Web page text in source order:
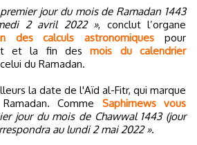
jour du mois de Ramadan 1443
2 avril 2022 », conclut l’organe
des calculs astronomiques pour
et la fin desmois du calendrier
du Ramadan.
la date de l'Aïd al-Fitr, qui marque
Comme Saphirnews vous
jour du mois de Chawwal 1443 (jour
au lundi 2 mai 2022 ».